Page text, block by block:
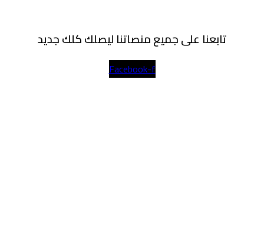
تابعنا على جميع منصاتنا ليصلك كلك جديد
Facebook-f